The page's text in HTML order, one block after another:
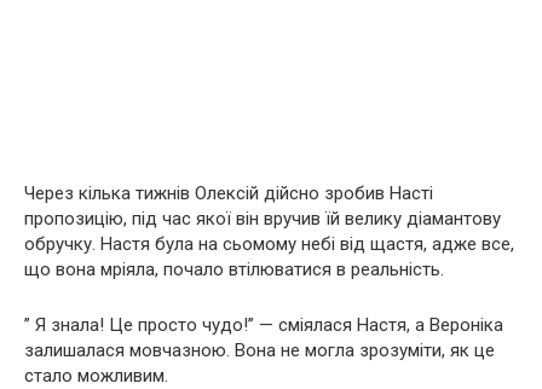
Через кілька тижнів Олексій дійсно зробив Насті
пропозицію, під час якої він вручив їй велику діамантову
обручку. Настя була на сьомому небі від щастя, адже все,
що вона мріяла, почало втілюватися в реальність.
” Я знала! Це просто чудо!” — сміялася Настя, а Вероніка
залишалася мовчазною. Вона не могла зрозуміти, як це
стало можливим.